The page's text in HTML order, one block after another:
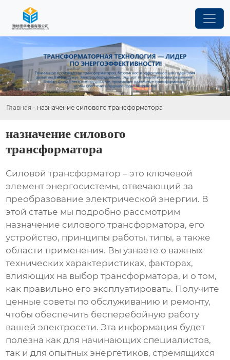
Главная - назначение силового трансформатора
назначение силового
трансформатора
Силовой трансформатор – это ключевой
элемент энергосистемы, отвечающий за
преобразование электрической энергии. В
этой статье мы подробно рассмотрим
назначение силового трансформатора, его
устройство, принципы работы, типы, а также
области применения. Вы узнаете о важных
технических характеристиках, факторах,
влияющих на выбор трансформатора, и о том,
как правильно его эксплуатировать. Получите
ценные советы по обслуживанию и ремонту,
чтобы обеспечить бесперебойную работу
вашей электросети. Эта информация будет
полезна как для начинающих специалистов,
так и для опытных энергетиков, стремящихся